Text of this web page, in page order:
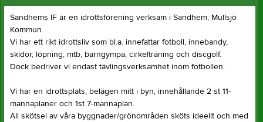
Sandhems IF är en idrottsförening verksam i Sandhem, Mullsjö
Kommun.
Vi har ett rikt idrottsliv som bl.a. innefattar fotboll, innebandy,
skidor, löpning, mtb, barngympa, cirkelträning och discgolf.
Dock bedriver vi endast tävlingsverksamhet inom fotbollen.
Vi har en idrottsplats, belägen mitt i byn, innehållande 2 st 11-
mannaplaner och 1st 7-mannaplan.
All skötsel av våra byggnader/grönområden sköts ideellt och med